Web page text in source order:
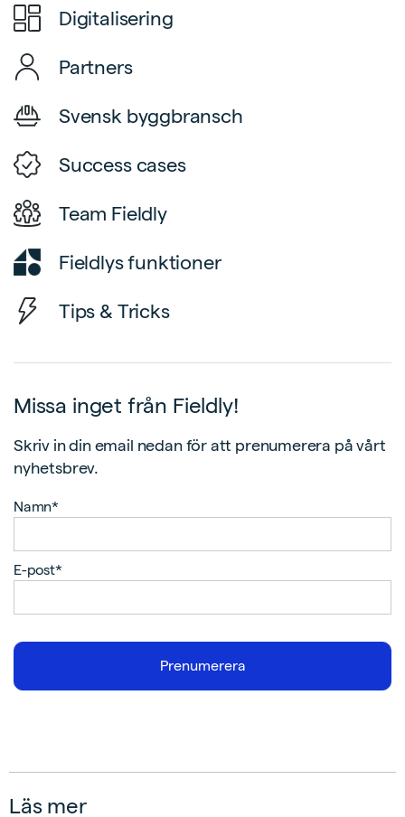
Digitalisering
Partners
Svensk byggbransch
Success cases
Team Fieldly
Fieldlys funktioner
Tips & Tricks
Missa inget från Fieldly!
Skriv in din email nedan för att prenumerera på vårt
nyhetsbrev.
Namn*
E-post*
Läs mer